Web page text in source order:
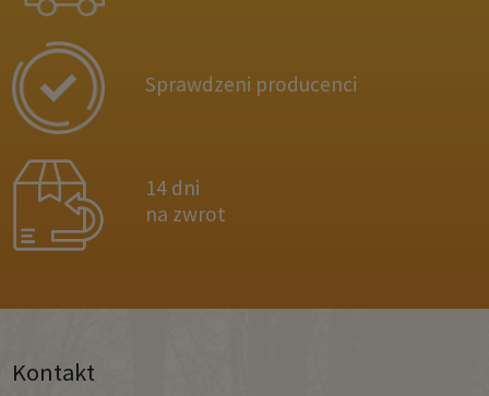
Sprawdzeni producenci
14 dni
na zwrot
Kontakt